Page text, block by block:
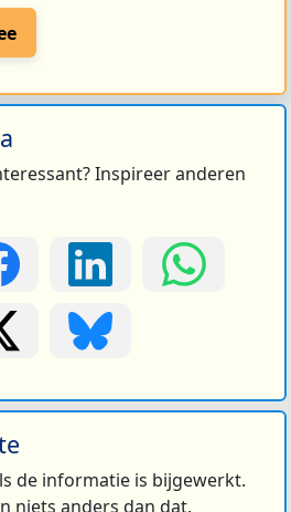
Inspireer anderen
de informatie is bijgewerkt.
niets anders dan dat.